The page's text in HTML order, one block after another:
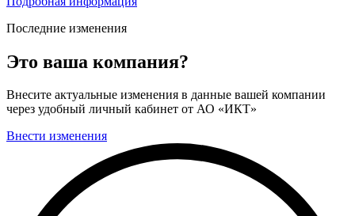
Последние изменения
Это ваша компания?
Внесите актуальные изменения в данные вашей компании
через удобный личный кабинет от АО «ИКТ»
Внести изменения